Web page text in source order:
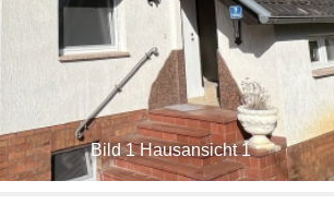
Bild 1 Hausansicht 1